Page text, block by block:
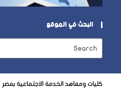
البحث في الموقع
كليات ومعاهد الخدمة الاجتماعية بمصر